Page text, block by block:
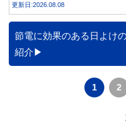
更新日:2026.08.08
節電に効果のある日よけ
紹介
1 2